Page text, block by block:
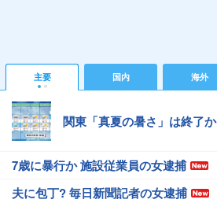
主要 国内 海外
関東「真夏の暑さ」は終了か
7歳に暴行か 施設従業員の女逮捕
夫に包丁? 毎日新聞記者の女逮捕